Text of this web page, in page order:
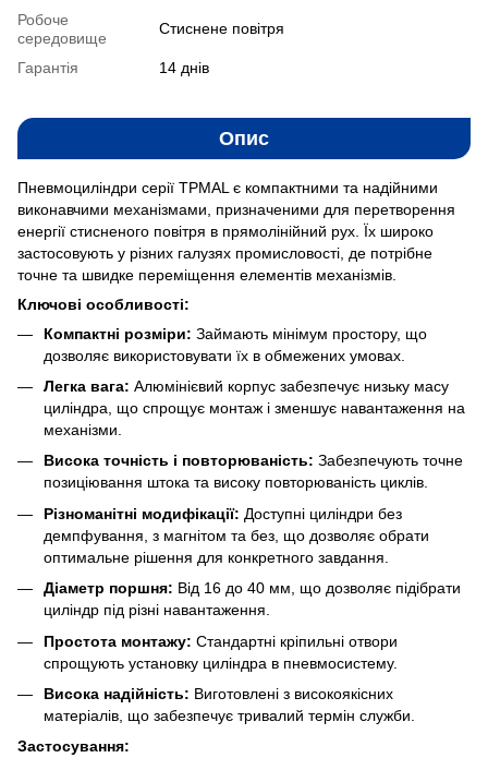
Робоче
середовище
Стиснене повітря
Гарантія 14 днів
Опис
Пневмоциліндри серії TPMAL є компактними та надійними
виконавчими механізмами, призначеними для перетворення
енергії стисненого повітря в прямолінійний рух. Їх широко
застосовують у різних галузях промисловості, де потрібне
точне та швидке переміщення елементів механізмів.
Ключові особливості:
Компактні розміри: Займають мінімум простору, що
дозволяє використовувати їх в обмежених умовах.
Легка вага: Алюмінієвий корпус забезпечує низьку масу
циліндра, що спрощує монтаж і зменшує навантаження на
механізми.
Висока точність і повторюваність: Забезпечують точне
позиціювання штока та високу повторюваність циклів.
Різноманітні модифікації: Доступні циліндри без
демпфування, з магнітом та без, що дозволяє обрати
оптимальне рішення для конкретного завдання.
Діаметр поршня: Від 16 до 40 мм, що дозволяє підібрати
циліндр під різні навантаження.
Простота монтажу: Стандартні кріпильні отвори
спрощують установку циліндра в пневмосистему.
Висока надійність: Виготовлені з високоякісних
матеріалів, що забезпечує тривалий термін служби.
Застосування: